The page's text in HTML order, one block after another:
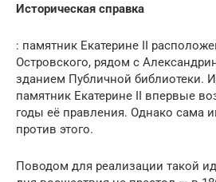
Историческая справка
: памятник Екатерине II
Островского, рядом с
зданием Публичной библиотеки.
памятник Екатерине II впервые
годы её правления. Однако сама
против этого.
Поводом для реализации такой